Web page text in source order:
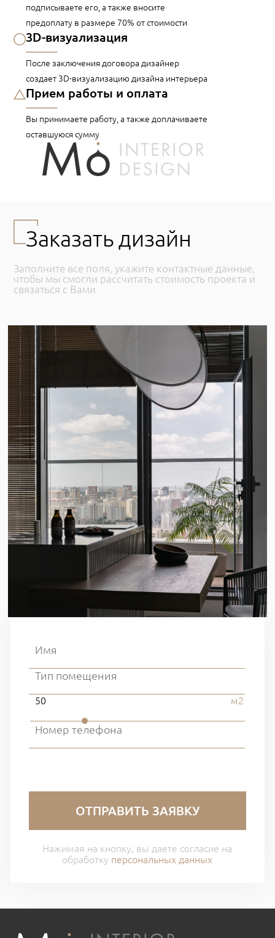
подписываете его, а также вносите
предоплату в размере 70% от стоимости
3D-визуализация
После заключения договора дизайнер
создает 3D-визуализацию дизайна интерьера
Прием работы и оплата
Вы принимаете работу, а также доплачиваете
оставшуюся сумму
Заказать дизайн
Заполните все поля, укажите контактные данные,
чтобы мы смогли рассчитать стоимость проекта и
связаться с Вами
50 м2
ОТПРАВИТЬ ЗАЯВКУ
Нажимая на кнопку, вы даете согласие на
обработку персональных данных